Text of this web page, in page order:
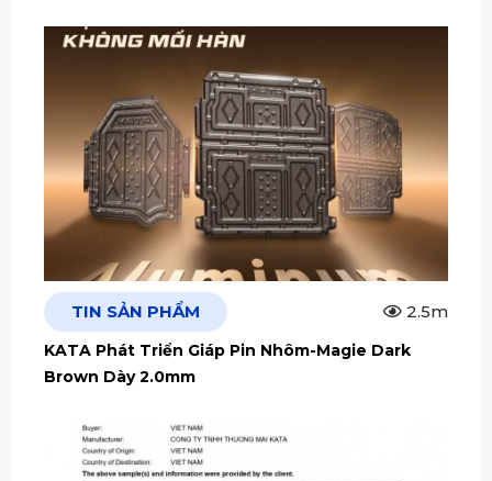
TIN SẢN PHẨM 2.5m
KATA Phát Triển Giáp Pin Nhôm-Magie Dark
Brown Dày 2.0mm